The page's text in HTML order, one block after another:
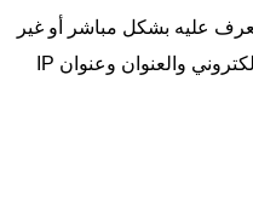
عليه بشكل مباشر أو غير
مباشر، بما في ذلك الاسم والبريد الإلكتروني والعنوان وعنوان IP